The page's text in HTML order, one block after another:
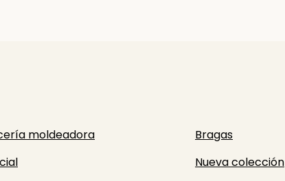
moldeadora
Bragas
Nueva colección